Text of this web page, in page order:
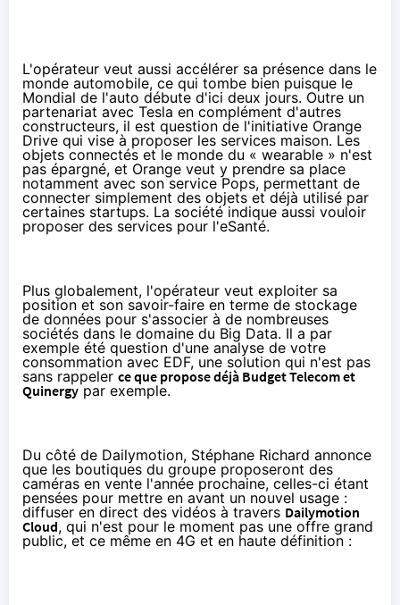
L'opérateur veut aussi accélérer sa présence dans le
monde automobile, ce qui tombe bien puisque le
Mondial de l'auto débute d'ici deux jours. Outre un
partenariat avec Tesla en complément d'autres
constructeurs, il est question de l'initiative Orange
Drive qui vise à proposer les services maison. Les
objets connectés et le monde du « wearable » n'est
pas épargné, et Orange veut y prendre sa place
notamment avec son service Pops, permettant de
connecter simplement des objets et déjà utilisé par
certaines startups. La société indique aussi vouloir
proposer des services pour l'eSanté.
Plus globalement, l'opérateur veut exploiter sa
position et son savoir-faire en terme de stockage
de données pour s'associer à de nombreuses
sociétés dans le domaine du Big Data. Il a par
exemple été question d'une analyse de votre
consommation avec EDF, une solution qui n'est pas
sans rappeler ce que propose déjà Budget Telecom et
Quinergypar exemple.
Du côté de Dailymotion, Stéphane Richard annonce
que les boutiques du groupe proposeront des
caméras en vente l'année prochaine, celles-ci étant
pensées pour mettre en avant un nouvel usage :
diffuser en direct des vidéos à travers Dailymotion
Cloud, qui n'est pour le moment pas une offre grand
public, et ce même en 4G et en haute définition :